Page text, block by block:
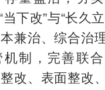
当下改”与“长久
兼治、综合治
机制，完善联
改、表面整改